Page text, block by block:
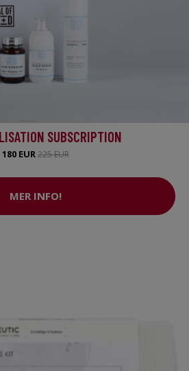
SUBSCRIPTION
180 EUR225 EUR
MER INFO!